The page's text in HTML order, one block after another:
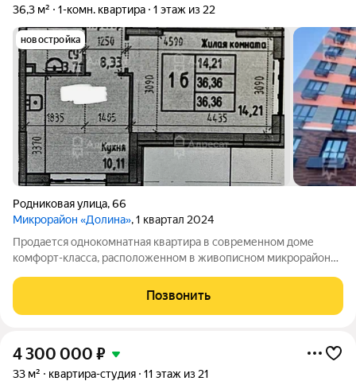
36,3 м² 1-комн. квартира 1 этаж из 22
новостройка
Родниковая улица,66
Микрорайон «Долина», 1 квартал 2024
Продается однокомнатная квартира в современном доме
комфорт-класса, расположенном в живописном микрорайоне
Три современных лифта; - Благоустроенные детские и
спортивные площадки на
Позвонить
4 300 000 ₽
33 м² квартира-студия 11 этаж из 21